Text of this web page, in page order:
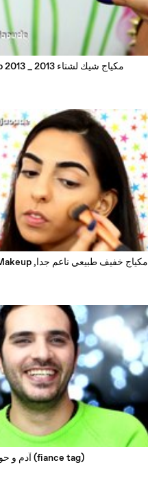
Chic Fall Makeup 2013 _ مكياج شيك لشتاء 2013
_NO MAKEUP_ Makeup ,مكياج خفيف طبيعي ناعم جدا
A Girl_ A Boy ، آدم و حواء (fiance tag)